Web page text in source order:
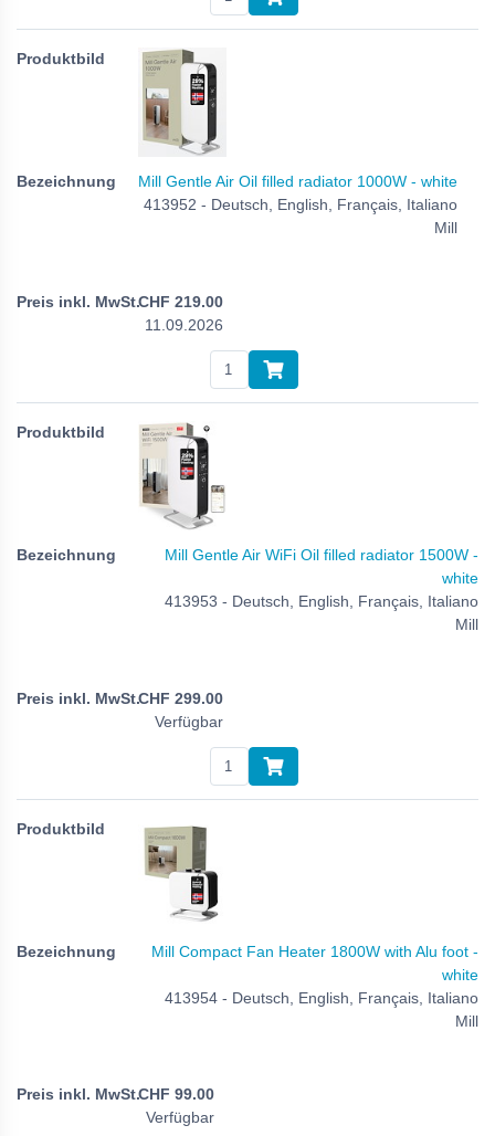
Mill Gentle Air Oil filled radiator 1000W - white
413952 - Deutsch, English, Français, Italiano
Mill
CHF 219.00
11.09.2026
Mill Gentle Air WiFi Oil filled radiator 1500W -
white
413953 - Deutsch, English, Français, Italiano
Mill
CHF 299.00
Verfügbar
Mill Compact Fan Heater 1800W with Alu foot -
white
413954 - Deutsch, English, Français, Italiano
Mill
CHF 99.00
Verfügbar